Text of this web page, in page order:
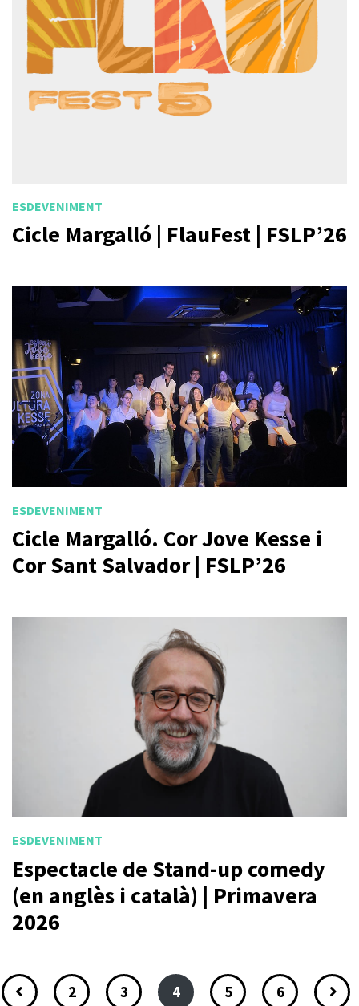
ESDEVENIMENT
Cicle Margalló | FlauFest | FSLP’26
ESDEVENIMENT
Cicle Margalló. Cor Jove Kesse i
Cor Sant Salvador | FSLP’26
ESDEVENIMENT
Espectacle de Stand-up comedy
(en anglès i català) | Primavera
2026
2 3 4 5 6